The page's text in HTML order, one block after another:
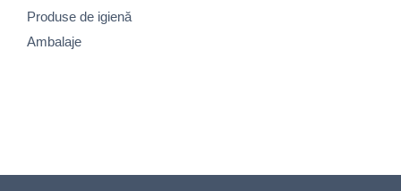
Produse de igienă
Ambalaje